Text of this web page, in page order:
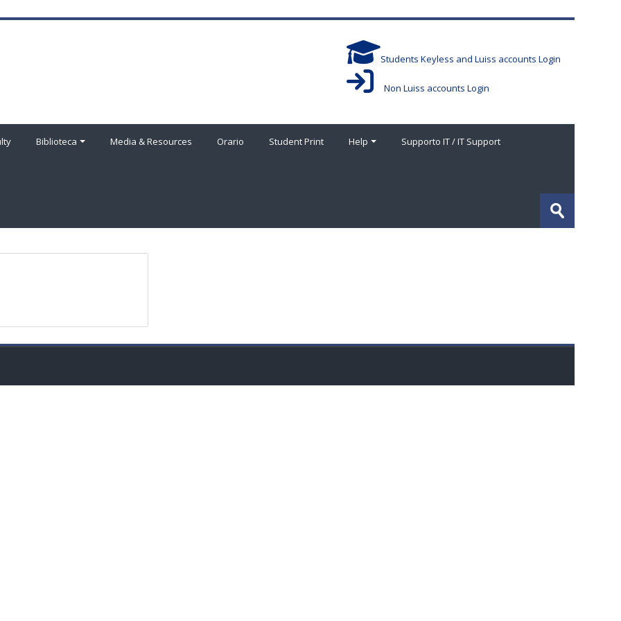
Students Keyless and Luiss accounts Login
Non Luiss accounts Login
Biblioteca Media & Resources Orario Student Print Help Supporto IT / IT Support
Invia